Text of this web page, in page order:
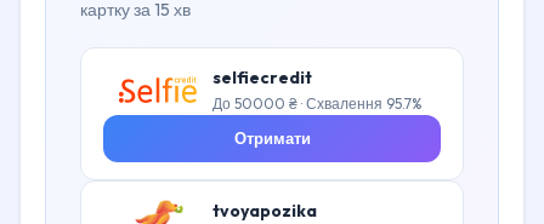
картку за 15 хв
selfiecredit
До 50000 ₴ · Схвалення 95.7%
Отримати
tvoyapozika